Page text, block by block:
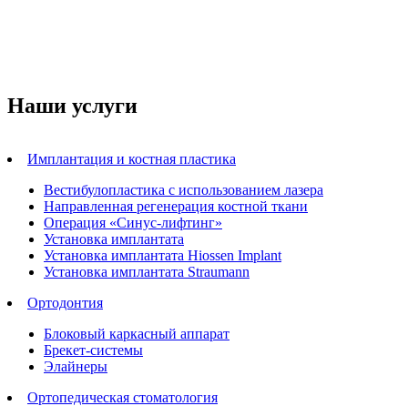
Наши услуги
Имплантация и костная пластика
Вестибулопластика с использованием лазера
Направленная регенерация костной ткани
Операция «Синус-лифтинг»
Установка имплантата
Установка имплантата Hiossen Implant
Установка имплантата Straumann
Ортодонтия
Блоковый каркасный аппарат
Брекет-системы
Элайнеры
Ортопедическая стоматология